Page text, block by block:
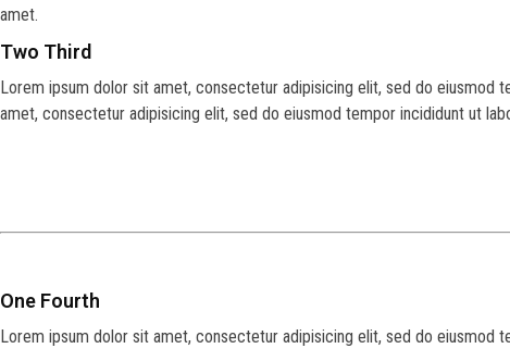
amet.
Two Third
Lorem ipsum dolor sit amet, consectetur adipisicing elit, sed do eiusmod
amet, consectetur adipisicing elit, sed do eiusmod tempor incididunt ut
One Fourth
Lorem ipsum dolor sit amet, consectetur adipisicing elit, sed do eiusmod